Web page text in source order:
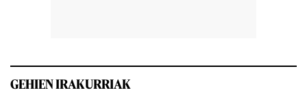
GEHIEN IRAKURRIAK